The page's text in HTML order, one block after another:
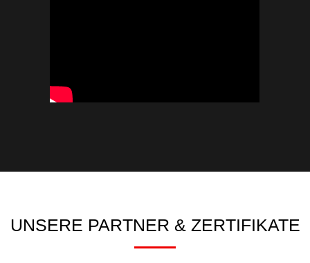
UNSERE PARTNER & ZERTIFIKATE